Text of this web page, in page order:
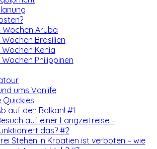
Wochen Aruba
Wochen Brasilien
Wochen Kenia
Wochen Philippinen
ums Vanlife
Quickies
auf den Balkan! #1
auf einer Langzeitreise –
das? #2
Stehen in Kroatien ist verboten – wie